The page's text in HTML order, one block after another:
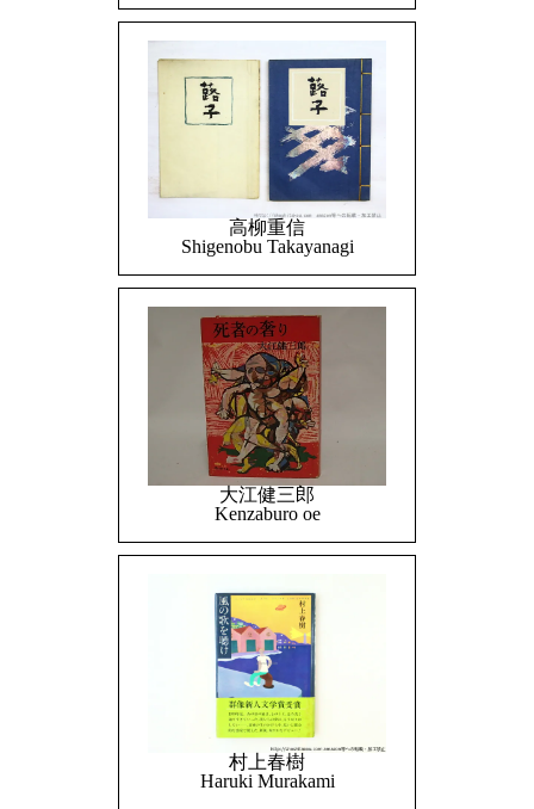
高柳重信
Shigenobu Takayanagi
大江健三郎
Kenzaburo oe
村上春樹
Haruki Murakami